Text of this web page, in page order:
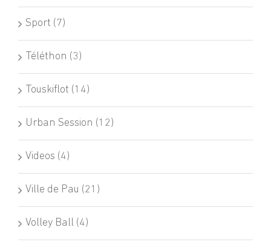
Sport (7)
Téléthon (3)
Touskiflot (14)
Urban Session (12)
Videos (4)
Ville de Pau (21)
Volley Ball (4)